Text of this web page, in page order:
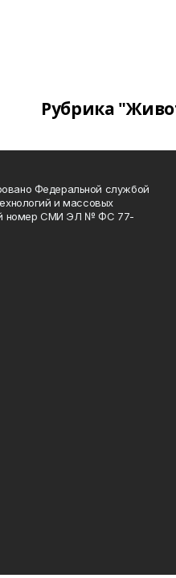
Рубрика
Федеральной службой
и массовых
номер СМИ ЭЛ № ФС 77-